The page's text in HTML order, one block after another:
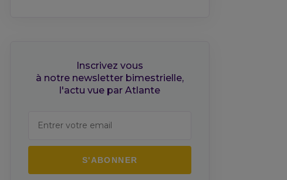
Inscrivez vous
à notre newsletter bimestrielle,
l'actu vue par Atlante